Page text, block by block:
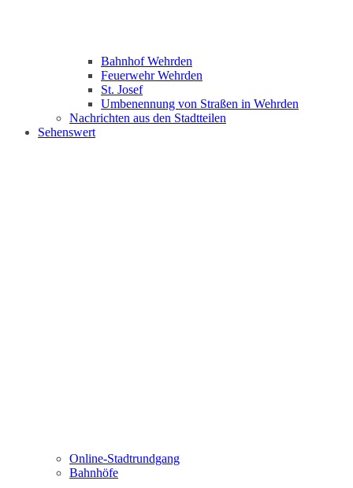
Bahnhof Wehrden
Feuerwehr Wehrden
St. Josef
Umbenennung von Straßen in Wehrden
Nachrichten aus den Stadtteilen
Sehenswert
Online-Stadtrundgang
Bahnhöfe